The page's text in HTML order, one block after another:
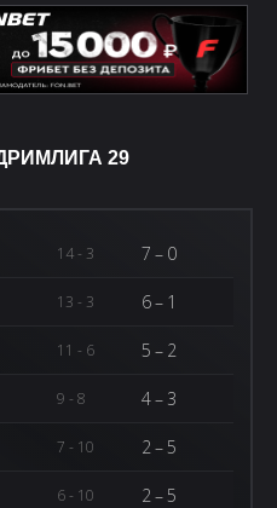
29
14 - 3 7–0
13 - 3 6–1
11 - 6 5–2
9 - 8 4–3
7 - 10 2–5
6 - 10 2–5